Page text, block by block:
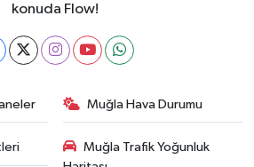
konuda Flow!
Muğla Hava Durumu
Muğla Trafik Yoğunluk